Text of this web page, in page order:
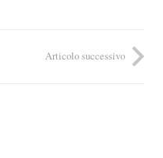
Articolo successivo